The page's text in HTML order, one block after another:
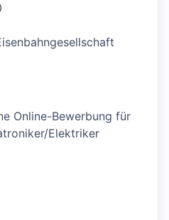
Online-Bewerbung für
Elektriker